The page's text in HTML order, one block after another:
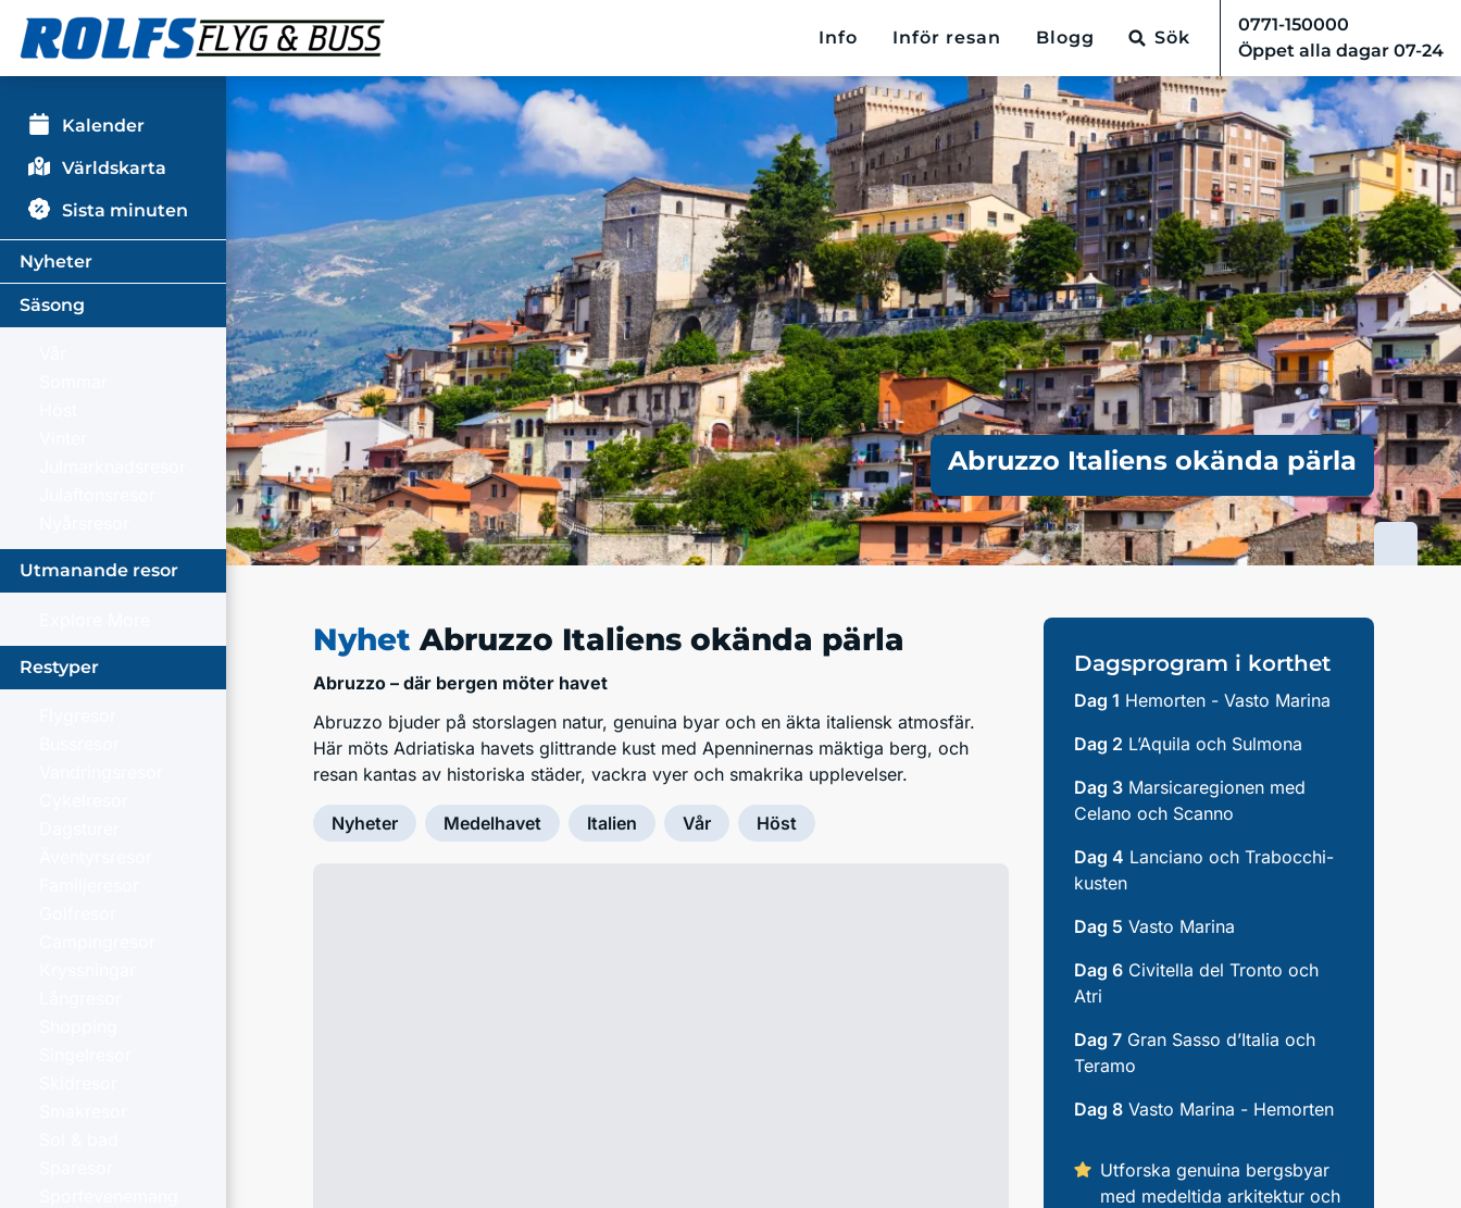
Info Inför resan Blogg Sök
0771-150000
Öppet alla dagar 07-24
Kalender
Världskarta
Sista minuten
Nyheter
Säsong
Utmanande resor
Restyper
Abruzzo Italiens okända pärla
Nyhet Abruzzo Italiens okända pärla
Abruzzo – där bergen möter havet
Abruzzo bjuder på storslagen natur, genuina byar och en äkta italiensk atmosfär.
Här möts Adriatiska havets glittrande kust med Apenninernas mäktiga berg, och
resan kantas av historiska städer, vackra vyer och smakrika upplevelser.
Nyheter Medelhavet Italien Vår Höst
Dagsprogram i korthet
Dag 1 Hemorten - Vasto Marina
Dag 2 L’Aquila och Sulmona
Dag 3 Marsicaregionen med
Celano och Scanno
Dag 4 Lanciano och Trabocchi-
kusten
Dag 5 Vasto Marina
Dag 6 Civitella del Tronto och
Atri
Dag 7 Gran Sasso d’Italia och
Teramo
Dag 8 Vasto Marina - Hemorten
Utforska genuina bergsbyar
med medeltida arkitektur och